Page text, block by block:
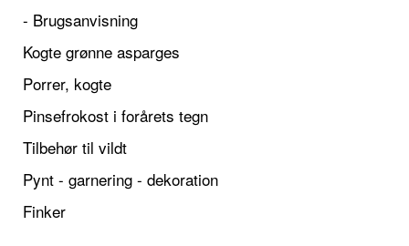
- Brugsanvisning
Kogte grønne asparges
Porrer, kogte
Pinsefrokost i forårets tegn
Tilbehør til vildt
Pynt - garnering - dekoration
Finker